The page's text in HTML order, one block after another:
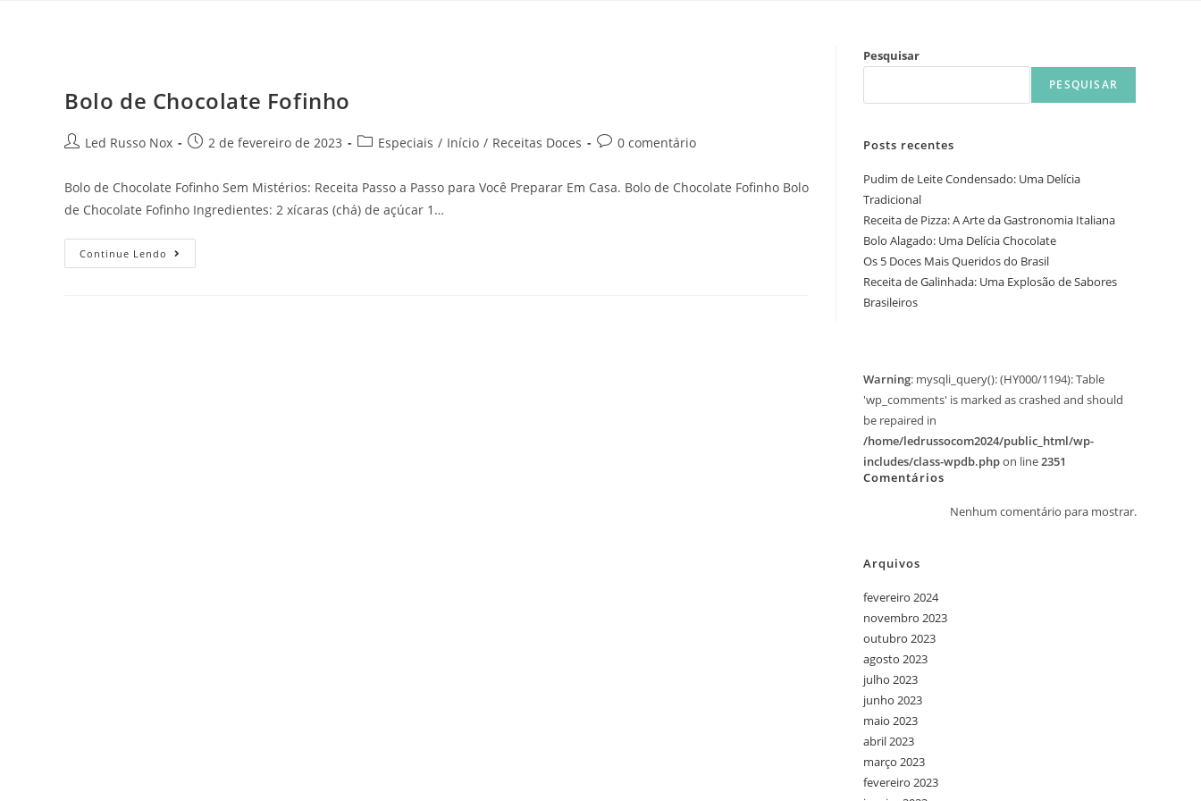
Bolo de Chocolate Fofinho
Led Russo Nox 2 de fevereiro de 2023 Especiais / Início / Receitas Doces 0 comentário
Bolo de Chocolate Fofinho Sem Mistérios: Receita Passo a Passo para Você Preparar Em Casa. Bolo de Chocolate Fofinho Bolo
de Chocolate Fofinho Ingredientes: 2 xícaras (chá) de açúcar 1…
Continue Lendo
Pesquisar
PESQUISAR
Posts recentes
Pudim de Leite Condensado: Uma Delícia
Tradicional
Receita de Pizza: A Arte da Gastronomia Italiana
Bolo Alagado: Uma Delícia Chocolate
Os 5 Doces Mais Queridos do Brasil
Receita de Galinhada: Uma Explosão de Sabores
Brasileiros
Warning: mysqli_query(): (HY000/1194): Table
'wp_comments' is marked as crashed and should
be repaired in
/home/ledrussocom2024/public_html/wp-
includes/class-wpdb.phpon line2351
Comentários
Nenhum comentário para mostrar.
Arquivos
fevereiro 2024
novembro 2023
outubro 2023
agosto 2023
julho 2023
junho 2023
maio 2023
abril 2023
março 2023
fevereiro 2023